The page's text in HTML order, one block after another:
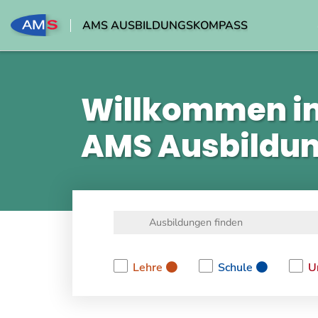
AMS AUSBILDUNGSKOMPASS
Willkommen
AMS
Lehre
Schule